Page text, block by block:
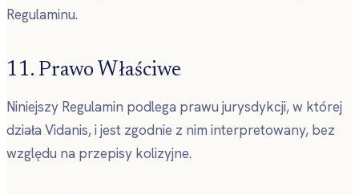
Regulaminu.
11. Prawo Właściwe
Niniejszy Regulamin podlega prawu jurysdykcji, w której
działa Vidanis, i jest zgodnie z nim interpretowany, bez
względu na przepisy kolizyjne.